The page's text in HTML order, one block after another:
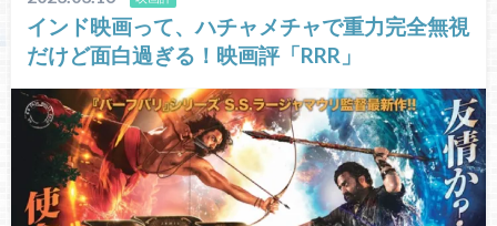
インド映画って、ハチャメチャで重力完全無視
だけど面白過ぎる！映画評「RRR」